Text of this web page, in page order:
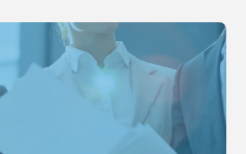
Practitioner (Certificación